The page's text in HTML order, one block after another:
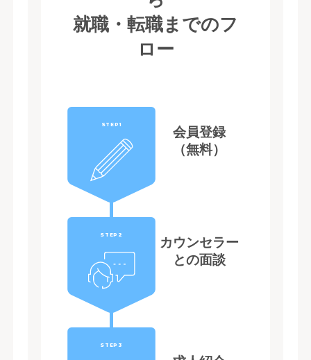
就職・転職までのフ
ロー
STEP1
会員登録
（無料）
STEP2
カウンセラー
との面談
STEP3